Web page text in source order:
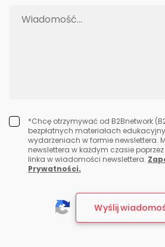
*Chcę otrzymywać od B2Bnetwork
bezpłatnych materiałach
wydarzeniach w formie newslettera.
newslettera w każdym czasie
linka w wiadomości newslettera.
Prywatności.